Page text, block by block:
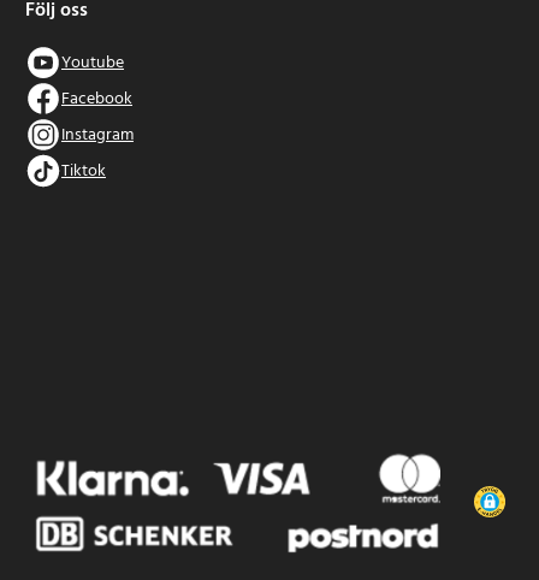
Följ oss
Youtube
Facebook
Instagram
Tiktok